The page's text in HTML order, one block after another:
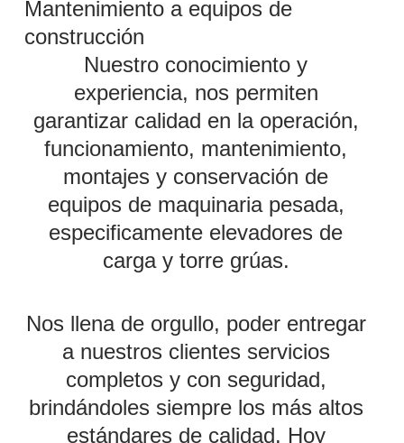
Mantenimiento a equipos de
construcción
Nuestro conocimiento y
experiencia, nos permiten
garantizar calidad en la operación,
funcionamiento, mantenimiento,
montajes y conservación de
equipos de maquinaria pesada,
especificamente elevadores de
carga y torre grúas.
Nos llena de orgullo, poder entregar
a nuestros clientes servicios
completos y con seguridad,
brindándoles siempre los más altos
estándares de calidad. Hoy